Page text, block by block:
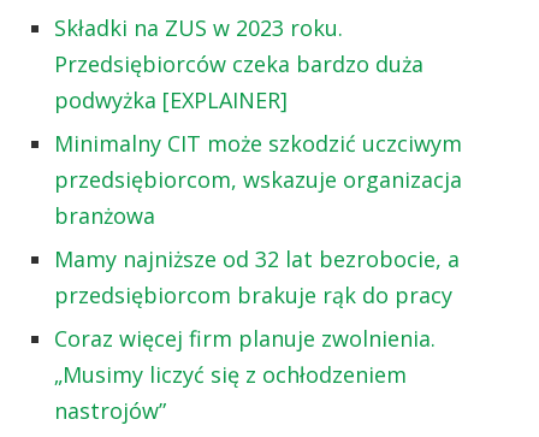
Składki na ZUS w 2023 roku.
Przedsiębiorców czeka bardzo duża
podwyżka [EXPLAINER]
Minimalny CIT może szkodzić uczciwym
przedsiębiorcom, wskazuje organizacja
branżowa
Mamy najniższe od 32 lat bezrobocie, a
przedsiębiorcom brakuje rąk do pracy
Coraz więcej firm planuje zwolnienia.
„Musimy liczyć się z ochłodzeniem
nastrojów”